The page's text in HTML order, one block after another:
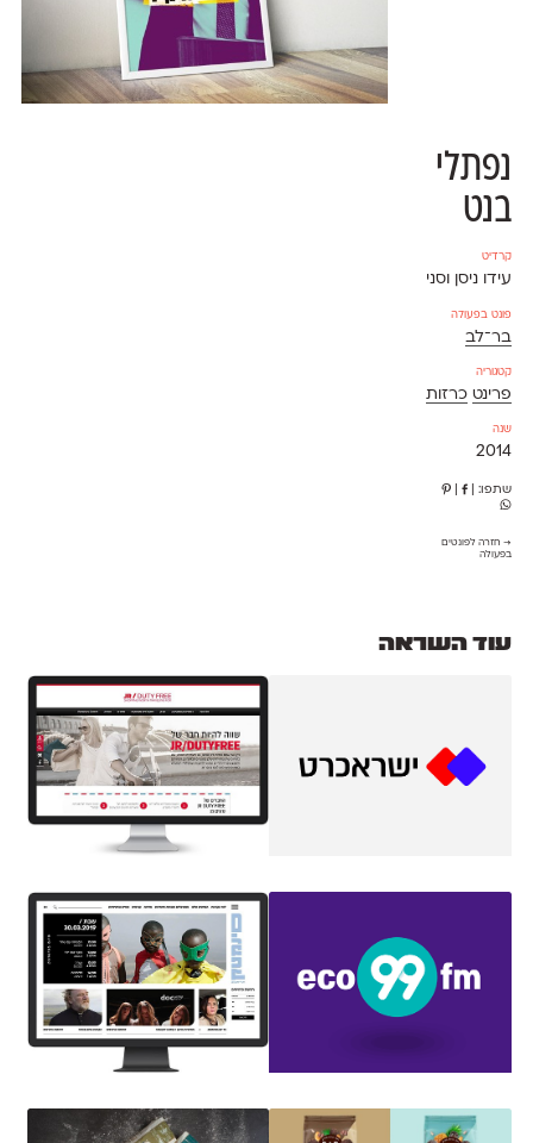
נפתלי
בנט
קרדיט
עידו ניסן וסני
פונט בפעולה
בר־לב
קטגוריה
פרינט כרזות
שנה
2014
שתפו: |
→ חזרה לפונטים
בפעולה
עוד השראה